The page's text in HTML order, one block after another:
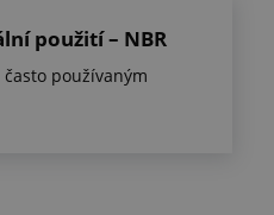
použití – NBR
používaným